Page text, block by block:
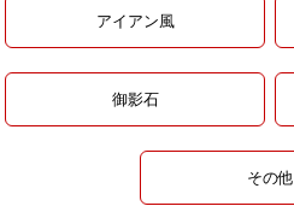
アイアン風
御影石
その他